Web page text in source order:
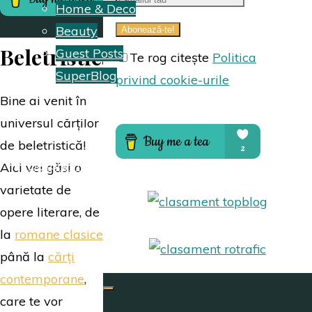
Home & Deco
Beauty
Guest Posts
SuperBlog
Despre mine
Beletristică
Bine ai venit în
universul cărților
de beletristică!
Aici vei găsi o
varietate de
opere literare, de
la romane clasice
până la cărți
contemporane,
care te vor
Te rog citește Politica
privind cookie-urile